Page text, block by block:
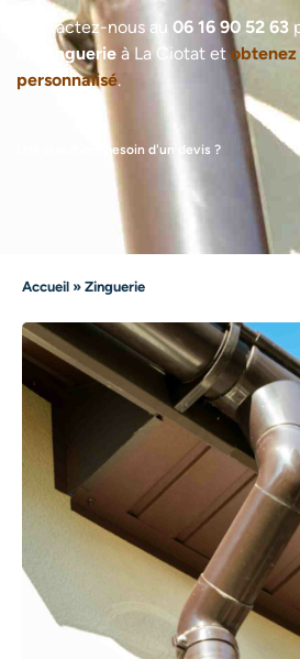
Contactez-nous au 06 16 90 52 63
de zinguerie à La Ciotat et
personnalisé.
Une question, besoin d'un devis ?
Accueil » Zinguerie